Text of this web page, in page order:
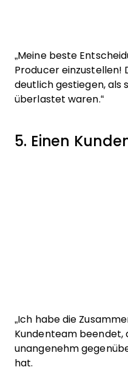
„Meine beste
Producer einzustellen!
deutlich gestiegen, als
überlastet waren.“
5. Einen
„Ich habe die
Kundenteam beendet,
unangenehm
hat.